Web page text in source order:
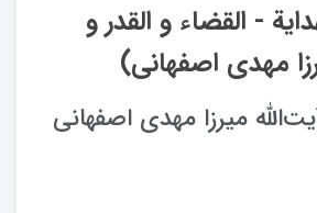
- القضاء و القدر و
مهدی اصفهانی)
میرزا مهدی اصفهانی